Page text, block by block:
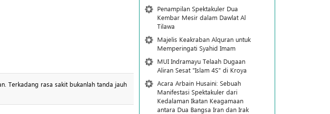
Terkadang rasa sakit bukanlah tanda jauh
Penampilan Spektakuler Dua
Kembar Mesir dalam Dawlat Al
Tilawa
Majelis Keakraban Alquran untuk
Memperingati Syahid Imam
MUI Indramayu Telaah Dugaan
Aliran Sesat "Islam 4S" di Kroya
Acara Arbain Husaini: Sebuah
Manifestasi Spektakuler dari
Kedalaman Ikatan Keagamaan
antara Dua Bangsa Iran dan Irak